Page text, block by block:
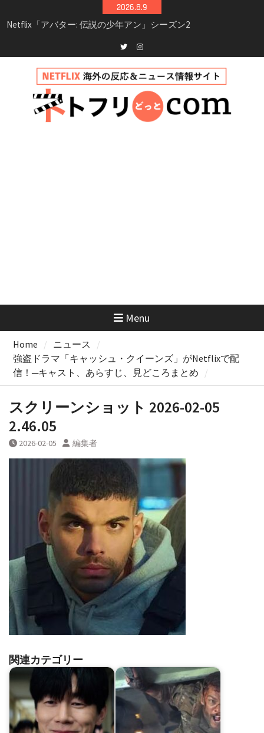
to
2026.8.9
シーズン3最新情報
Netflix映画「ボイスメールで恋をして」キャス
イッチ主演ロマコメ
新決定！2027年撮影開始へ
兄弟大騒動のコメディ映画「リトル・ブラザ
ー」がNetflixで配信！─キャスト・あらすじ・
見どころまとめ
Twitterinstagram
Menu
Home
ニュース
強盗ドラマ「キャッシュ・クイーンズ」がNetflixで配
信！─キャスト、あらすじ、見どころまとめ
スクリーンショット 2026-02-05
2.46.05
2026-02-05 編集者
関連カテゴリー